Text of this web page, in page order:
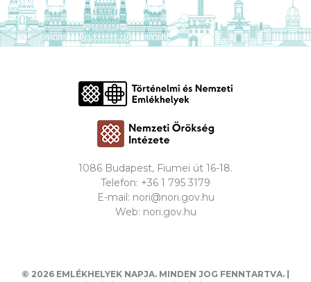
1086 Budapest, Fiumei út 16-18.
Telefon: +36 1 795 3179
E-mail: nori@nori.gov.hu
Web: nori.gov.hu
© 2026 EMLÉKHELYEK NAPJA. MINDEN JOG FENNTARTVA. |